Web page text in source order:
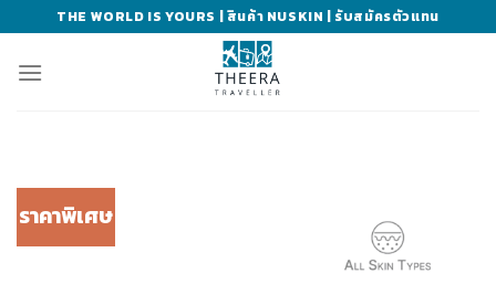
to
content
THE WORLD IS YOURS | สินค้า NUSKIN | รับสมัครตัวแทน
ราคาพิเศษ